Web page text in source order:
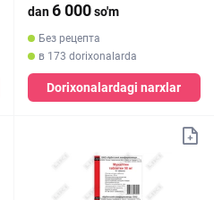
dan6 000so'm
Без рецепта
в 173 dorixonalarda
Dorixonalardagi narxlar